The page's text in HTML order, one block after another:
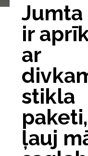
ir
ar
stikla
ļauj